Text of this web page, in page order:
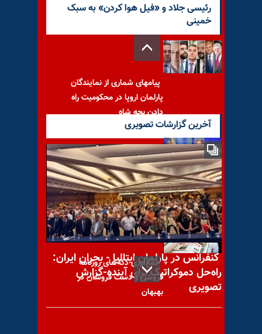
رئیسی جلاد و «فیل هوا کردن» به سبک
خمینی
پیامهای شماری از نمایندگان
پارلمان اروپا در محکومیت راه
دادن بچه شاه
مقاومت ایران از کوه اعتماد
برخوردار است
جمع‌آوری دکه‌های روزنامه
فروشی و دست فروشان در
بهبهان
آخرین گزارشات تصویری
کنفرانس در پارلمان ایتالیا - بحران ایران:
راه‌حل دموکراتیک برای آینده-گزارش
تصویری